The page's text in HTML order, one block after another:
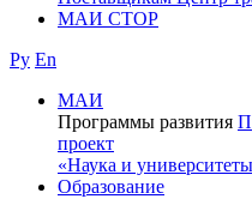
МАИ СТОР
Ру En
МАИ
Программы развития
проект
«Наука и
Образование